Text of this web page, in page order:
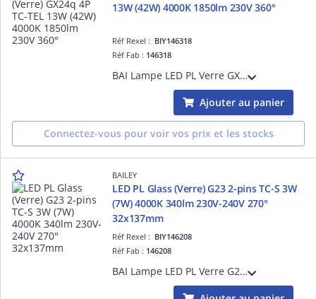
13W (42W) 4000K 1850lm 230V 360°
Réf Rexel : BIY146318
Réf Fab : 146318
BAI Lampe LED PL Verre GX24q 4-pins TC-TEL 13W (42W) 4000K Dépolie 1850lm 230V-240V 360° 49x165mm (taille aussi compacte que les anciennes fluocompactes) Temp. -20°C +45°C - Alternative aux lampes fluocompactes PLT Dulux T/E
Ajouter au panier
Connectez-vous pour voir vos prix et les stocks
BAILEY
LED PL Glass (Verre) G23 2-pins TC-S 3W
(7W) 4000K 340lm 230V-240V 270°
32x137mm
Réf Rexel : BIY146208
Réf Fab : 146208
BAI Lampe LED PL Verre G23 2-pins TC-S 3W (7W) 4000K Dépolie 340lm 230V-240V 270° 32x137mm Temp. -20°C +40°C - Alternative aux lampes fluocompactes PLS Dulux S - Branchement sur ballast ferromagnétique existant ou bien en direct 230V